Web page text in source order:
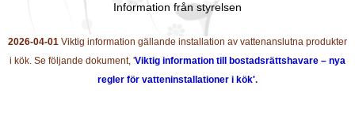
Information från styrelsen
2026-04-01 Viktig information gällande installation av vattenanslutna produkter
i kök. Se följande dokument, 'Viktig information till bostadsrättshavare – nya
regler för vatteninstallationer i kök'.